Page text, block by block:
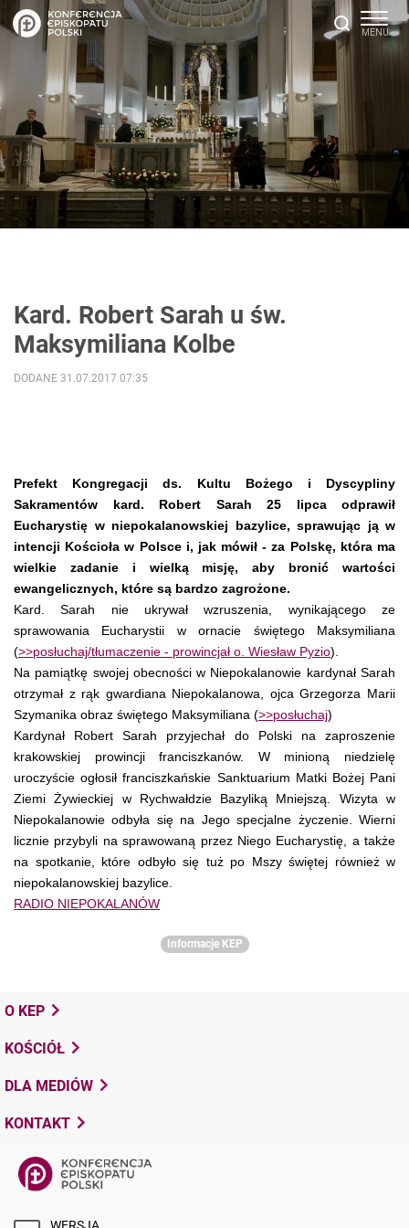
Kard. Robert Sarah u św.
Maksymiliana Kolbe
DODANE 31.07.2017 07:35
Prefekt Kongregacji ds. Kultu Bożego i Dyscypliny
Sakramentów kard. Robert Sarah 25 lipca odprawił
Eucharystię w niepokalanowskiej bazylice, sprawując ją w
intencji Kościoła w Polsce i, jak mówił - za Polskę, która ma
wielkie zadanie i wielką misję, aby bronić wartości
ewangelicznych, które są bardzo zagrożone.
Kard. Sarah nie ukrywał wzruszenia, wynikającego ze
sprawowania Eucharystii w ornacie świętego Maksymiliana
(>>posłuchaj/tłumaczenie - prowincjał o. Wiesław Pyzio).
Na pamiątkę swojej obecności w Niepokalanowie kardynał Sarah
otrzymał z rąk gwardiana Niepokalanowa, ojca Grzegorza Marii
Szymanika obraz świętego Maksymiliana (>>posłuchaj)
Kardynał Robert Sarah przyjechał do Polski na zaproszenie
krakowskiej prowincji franciszkanów. W minioną niedzielę
uroczyście ogłosił franciszkańskie Sanktuarium Matki Bożej Pani
Ziemi Żywieckiej w Rychwałdzie Bazyliką Mniejszą. Wizyta w
Niepokalanowie odbyła się na Jego specjalne życzenie. Wierni
licznie przybyli na sprawowaną przez Niego Eucharystię, a także
na spotkanie, które odbyło się tuż po Mszy świętej również w
niepokalanowskiej bazylice.
RADIO NIEPOKALANÓW
Informacje KEP
O KEP
KOŚCIÓŁ
DLA MEDIÓW
KONTAKT